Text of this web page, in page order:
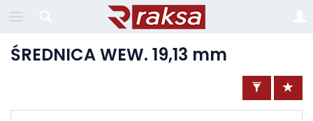
ŚREDNICA WEW. 19,13 mm